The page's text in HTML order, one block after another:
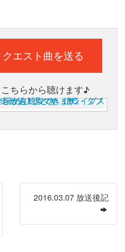
エスト曲を送る
ちらから聴けます♪
2016.03.07 放送後記